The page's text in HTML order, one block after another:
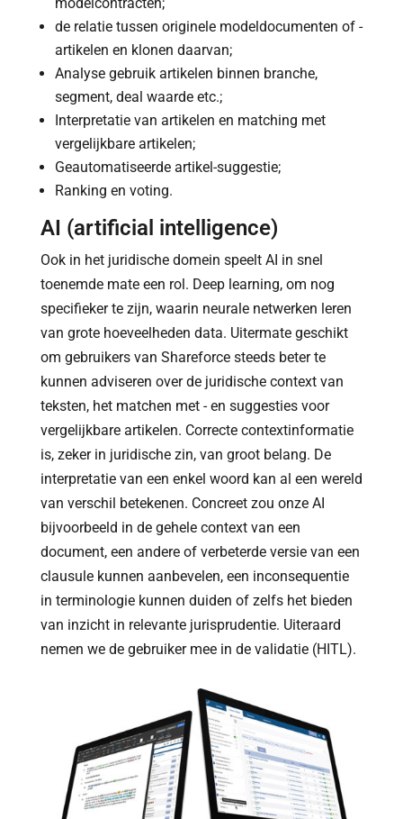
de relatie tussen originele modeldocumenten of -
artikelen en klonen daarvan;
Analyse gebruik artikelen binnen branche,
segment, deal waarde etc.;
Interpretatie van artikelen en matching met
vergelijkbare artikelen;
Geautomatiseerde artikel-suggestie;
Ranking en voting.
AI (artificial intelligence)
Ook in het juridische domein speelt AI in snel
toenemde mate een rol. Deep learning, om nog
specifieker te zijn, waarin neurale netwerken leren
van grote hoeveelheden data. Uitermate geschikt
om gebruikers van Shareforce steeds beter te
kunnen adviseren over de juridische context van
teksten, het matchen met - en suggesties voor
vergelijkbare artikelen. Correcte contextinformatie
is, zeker in juridische zin, van groot belang. De
interpretatie van een enkel woord kan al een wereld
van verschil betekenen. Concreet zou onze AI
bijvoorbeeld in de gehele context van een
document, een andere of verbeterde versie van een
clausule kunnen aanbevelen, een inconsequentie
in terminologie kunnen duiden of zelfs het bieden
van inzicht in relevante jurisprudentie. Uiteraard
nemen we de gebruiker mee in de validatie (HITL).